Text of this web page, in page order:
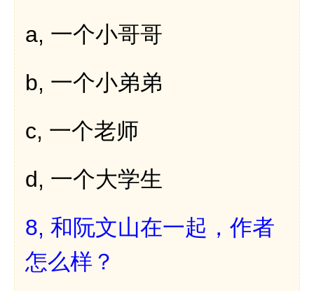
a, 一个小哥哥
b, 一个小弟弟
c, 一个老师
d, 一个大学生
8, 和阮文山在一起，作者
怎么样？